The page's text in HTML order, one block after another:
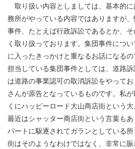
取り扱い内容としましては、基本的
務所がやっている内容ではありますが
事件、たとえば行政訴訟であるとか、
く取り扱っております。集団事件につ
に入ったきっかけと重なるお話になる
担当している集団事件としては、道路
は道路の事業認可の取消訴訟をやって
さんが原告となっているものです。私
くにハッピーロード大山商店街という大
最近はシャッター商店街という言葉も
パートに駆逐されてガランとしている
街はそのようなわけではなく、非常に賑